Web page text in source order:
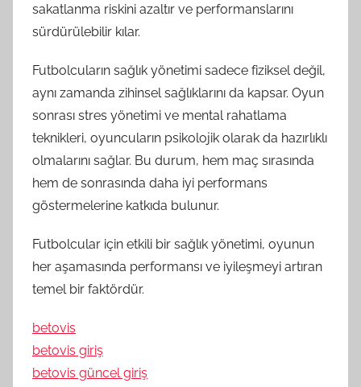
sakatlanma riskini azaltır ve performanslarını
sürdürülebilir kılar.
Futbolcuların sağlık yönetimi sadece fiziksel değil,
aynı zamanda zihinsel sağlıklarını da kapsar. Oyun
sonrası stres yönetimi ve mental rahatlama
teknikleri, oyuncuların psikolojik olarak da hazırlıklı
olmalarını sağlar. Bu durum, hem maç sırasında
hem de sonrasında daha iyi performans
göstermelerine katkıda bulunur.
Futbolcular için etkili bir sağlık yönetimi, oyunun
her aşamasında performansı ve iyileşmeyi artıran
temel bir faktördür.
betovis
betovis giriş
betovis güncel giriş